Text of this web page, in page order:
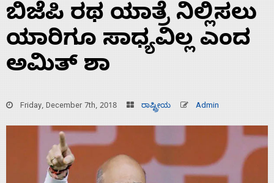
ಬಿಜೆಪಿ ರಥ ಯಾತ್ರೆ ನಿಲ್ಲಿಸಲು
ಯಾರಿಗೂ ಸಾಧ್ಯವಿಲ್ಲ ಎಂದ
ಅಮಿತ್ ಶಾ
Friday, December 7th, 2018 ರಾಷ್ಟ್ರೀಯ Admin